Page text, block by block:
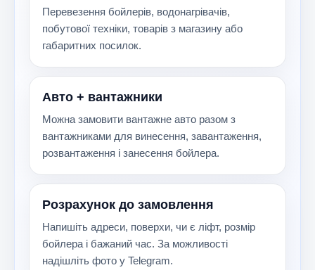
Перевезення бойлерів, водонагрівачів,
побутової техніки, товарів з магазину або
габаритних посилок.
Авто + вантажники
Можна замовити вантажне авто разом з
вантажниками для винесення, завантаження,
розвантаження і занесення бойлера.
Розрахунок до замовлення
Напишіть адреси, поверхи, чи є ліфт, розмір
бойлера і бажаний час. За можливості
надішліть фото у Telegram.